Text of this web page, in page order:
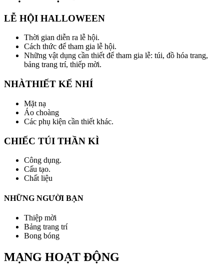
LỄ HỘI HALLOWEEN
Thời gian diễn ra lễ hội.
Cách thức để tham gia lễ hội.
Những vật dụng cần thiết để tham gia lễ: túi, đồ hóa trang,
bảng trang trí, thiếp mời.
NHÀTHIẾT KẾ NHÍ
Mặt nạ
Áo choàng
Các phụ kiện cần thiết khác.
CHIẾC TÚI THẦN KÌ
Công dụng.
Cấu tạo.
Chất liệu
NHỮNG NGƯỜI BẠN
Thiệp mời
Bảng trang trí
Bong bóng
MẠNG HOẠT ĐỘNG